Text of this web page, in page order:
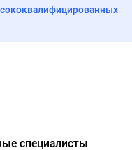
специалисты